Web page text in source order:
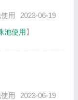
用
2023-06-19
池使用】
用
2023-06-19